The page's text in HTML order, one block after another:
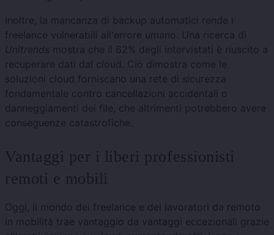
Inoltre, la mancanza di backup automatici rende i
freelance vulnerabili all'errore umano. Una ricerca di
Unitrends mostra che il 62% degli intervistati è riuscito a
recuperare dati dal cloud. Ciò dimostra come le
soluzioni cloud forniscano una rete di sicurezza
fondamentale contro cancellazioni accidentali o
danneggiamenti dei file, che altrimenti potrebbero avere
conseguenze catastrofiche.
Vantaggi per i liberi professionisti
remoti e mobili
Oggi, il mondo dei freelance e dei lavoratori da remoto
in mobilità trae vantaggio da vantaggi eccezionali grazie